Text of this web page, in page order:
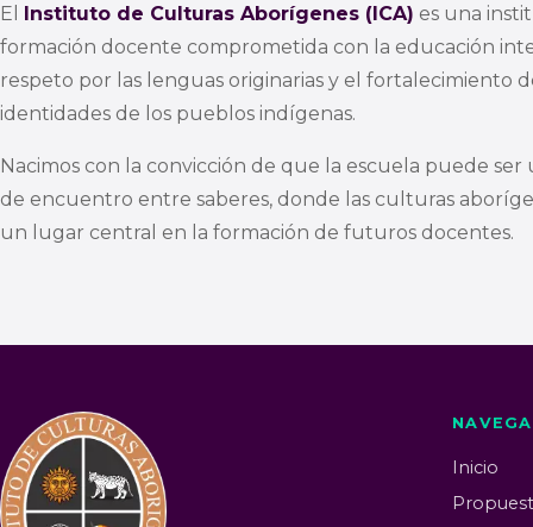
El Instituto de Culturas Aborígenes (ICA) es una
formación docente comprometida con la educación
respeto por las lenguas originarias y el fortalecimiento
identidades de los pueblos indígenas.
Nacimos con la convicción de que la escuela puede ser
de encuentro entre saberes, donde las culturas
un lugar central en la formación de futuros docentes.
Inicio